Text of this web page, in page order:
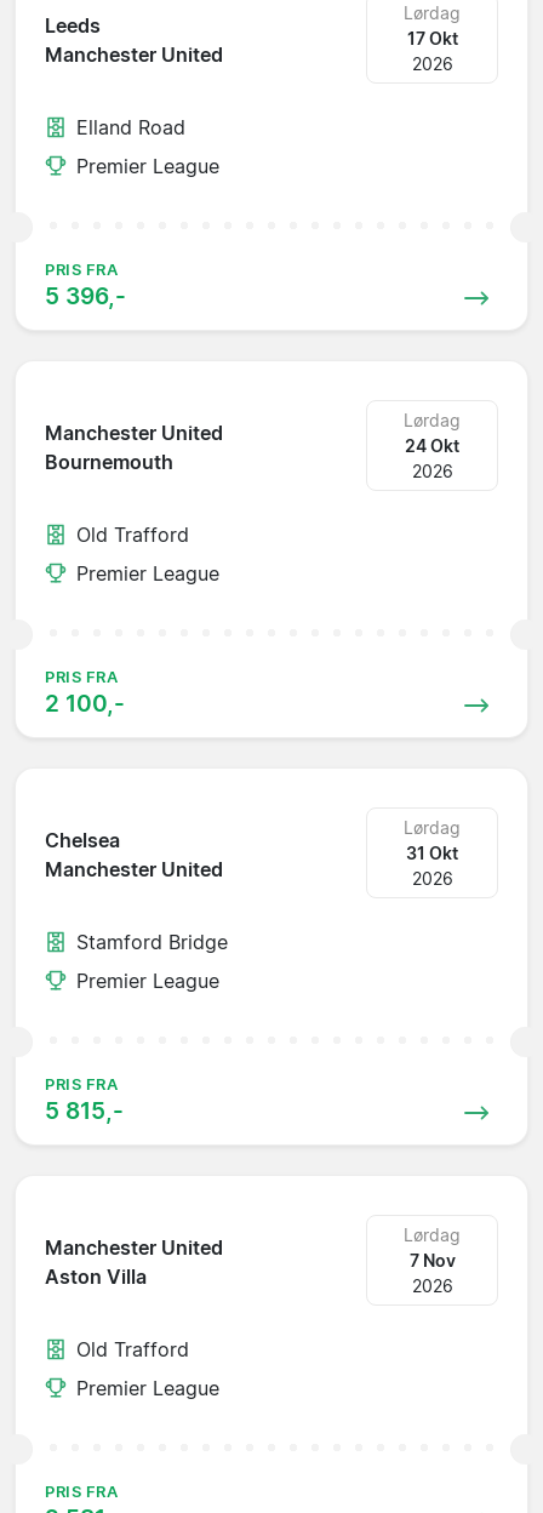
Leeds
Manchester United
Lørdag
17 Okt
2026
Elland Road
Premier League
PRIS FRA
5 396,-
Manchester United
Bournemouth
Lørdag
24 Okt
2026
Old Trafford
Premier League
PRIS FRA
2 100,-
Chelsea
Manchester United
Lørdag
31 Okt
2026
Stamford Bridge
Premier League
PRIS FRA
5 815,-
Manchester United
Aston Villa
Lørdag
7 Nov
2026
Old Trafford
Premier League
PRIS FRA